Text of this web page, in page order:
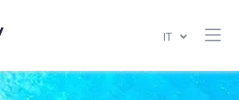
IT